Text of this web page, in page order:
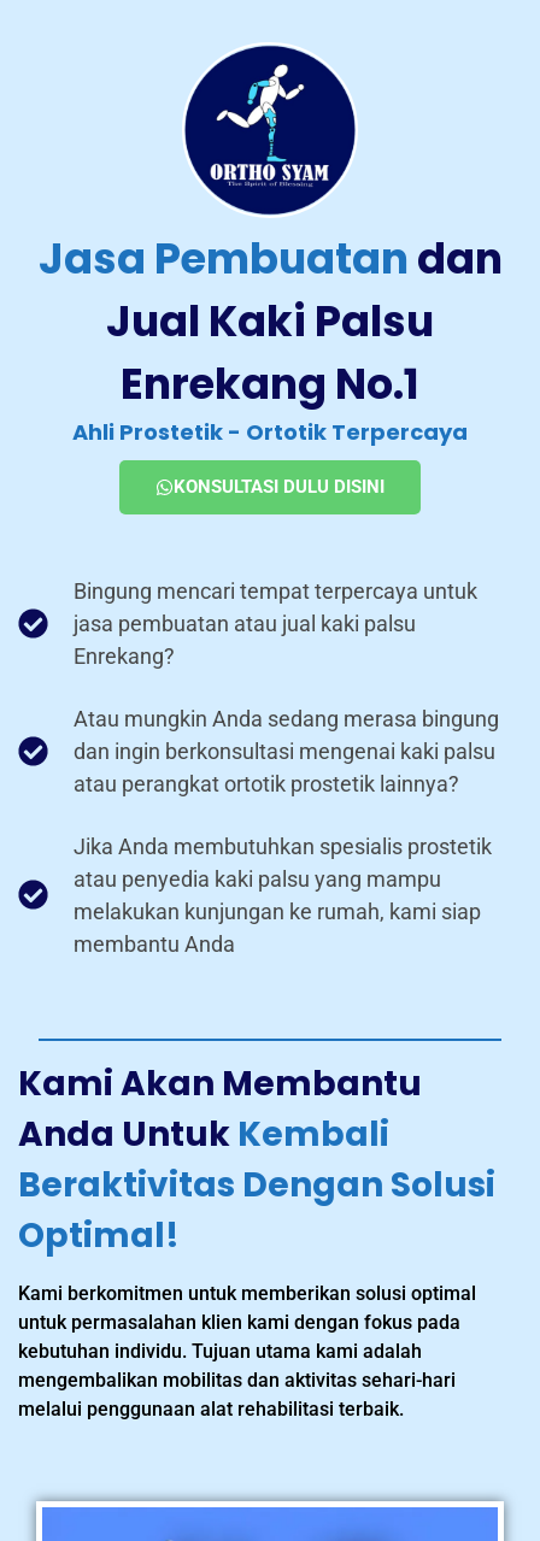
Jasa Pembuatan dan
Jual Kaki Palsu
Enrekang No.1
Ahli Prostetik - Ortotik Terpercaya
KONSULTASI DULU DISINI
Bingung mencari tempat terpercaya untuk
jasa pembuatan atau jual kaki palsu
Enrekang?
Atau mungkin Anda sedang merasa bingung
dan ingin berkonsultasi mengenai kaki palsu
atau perangkat ortotik prostetik lainnya?
Jika Anda membutuhkan spesialis prostetik
atau penyedia kaki palsu yang mampu
melakukan kunjungan ke rumah, kami siap
membantu Anda
Kami Akan Membantu
Anda Untuk Kembali
Beraktivitas Dengan Solusi
Optimal!
Kami berkomitmen untuk memberikan solusi optimal
untuk permasalahan klien kami dengan fokus pada
kebutuhan individu. Tujuan utama kami adalah
mengembalikan mobilitas dan aktivitas sehari-hari
melalui penggunaan alat rehabilitasi terbaik.